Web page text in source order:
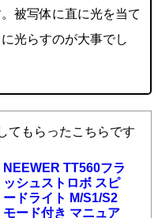
被写体に直に光を当て
光らすのが大事でし
てもらったこちらです
NEEWER TT560フラ
ッシュストロボ スピ
ードライト M/S1/S2
モード付き マニュア